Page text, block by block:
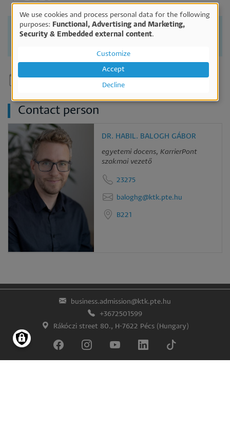
Vezetői önismeret
Contact person
DR. HABIL. BALOGH GÁBOR
egyetemi docens, KarrierPont
szakmai vezető
23275
baloghg@ktk.pte.hu
B221
business.admission@ktk.pte.hu
+3672501599
Rákóczi street 80., H-7622 Pécs (Hungary)
Use
of
cookies
We use cookies and process personal data for the following
purposes:
Functional, Advertising and Marketing,
Security & Embedded external content.
Customize
Decline
Accept